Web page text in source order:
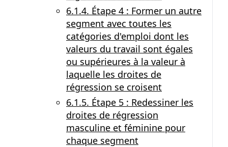
6.1.4. Étape 4 : Former un autre
segment avec toutes les
catégories d'emploi dont les
valeurs du travail sont égales
ou supérieures à la valeur à
laquelle les droites de
régression se croisent
6.1.5. Étape 5 : Redessiner les
droites de régression
masculine et féminine pour
chaque segment